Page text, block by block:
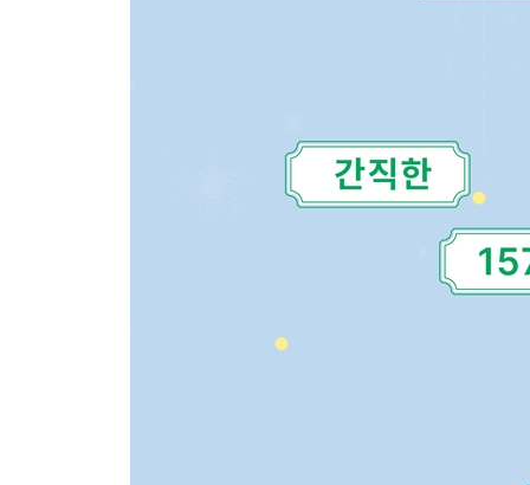
파라솔/팔도비빔면/팻매스니/평상/포도/폭우/폭포/
할머니/호수공원/홍수/홑/화채/후드득/후터분하다/